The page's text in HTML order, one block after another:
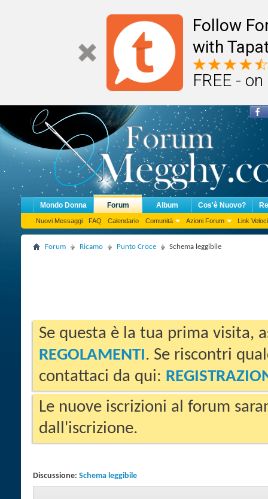
Follow
with
FREE -
Mondo Donna Forum
Nuovi Messaggi FAQ Calendario Comunità Azioni Forum Link Veloci
Album Cos'è Nuovo?
Forum Ricamo Punto Croce Schema leggibile
Se questa è la tua prima visita,
REGOLAMENTI. Se riscontri
contattaci da qui:
Le nuove iscrizioni al forum
dall'iscrizione.
Discussione: Schema leggibile